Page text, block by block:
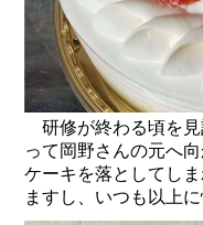
研修が終わる頃を見
って岡野さんの元へ向
ケーキを落としてし
ますし、いつも以上